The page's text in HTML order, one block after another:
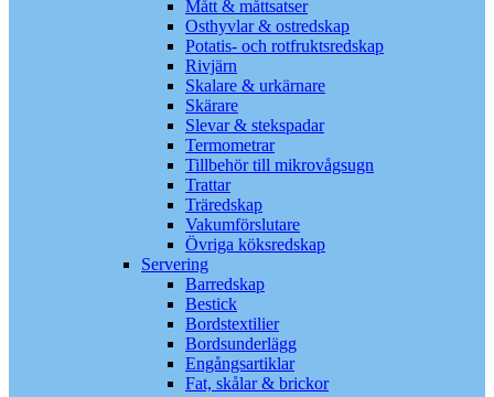
Mått & måttsatser
Osthyvlar & ostredskap
Potatis- och rotfruktsredskap
Rivjärn
Skalare & urkärnare
Skärare
Slevar & stekspadar
Termometrar
Tillbehör till mikrovågsugn
Trattar
Träredskap
Vakumförslutare
Övriga köksredskap
Servering
Barredskap
Bestick
Bordstextilier
Bordsunderlägg
Engångsartiklar
Fat, skålar & brickor